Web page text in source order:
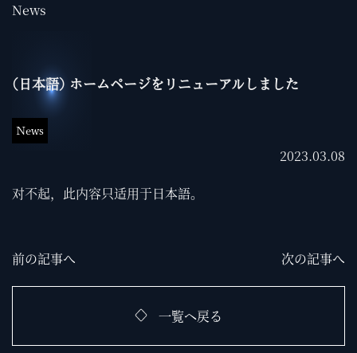
News
(日本語) ホームページをリニューアルしました
News
2023.03.08
对不起，此内容只适用于日本語。
前の記事へ 次の記事へ
一覧へ戻る